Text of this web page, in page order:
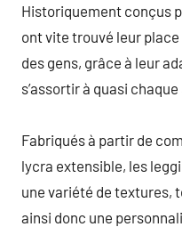
Historiquement conçus
ont vite trouvé leur
des gens, grâce à leur
s’assortir à quasi
Fabriqués à partir de
lycra extensible, les
une variété de textures,
ainsi donc une